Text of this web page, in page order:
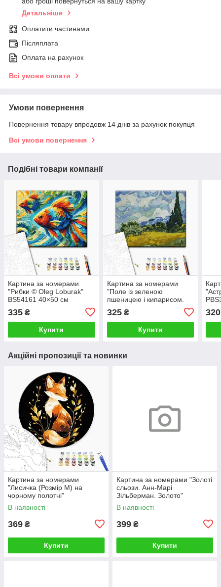
Детальніше
Оплатити частинами
Післяплата
Оплата на рахунок
Всі умови оплати
Умови повернення
Повернення товару впродовж 14 днів за рахунок покупця
Всі умови повернення
Подібні товари компанії
Картина за номерами
"Рибки © Oleg Loburak"
BS54161 40×50 см
335 ₴
Купити
Картина за номерами
"Поле із зеленою
пшеницею і кипарисом.
40×50 см
325₴
Купити
320
Акційні пропозиції та новинки
Картина за номерами
"Лисичка (Розмір М) на
чорному полотні"
RCB00126М 30
В наявності
369 ₴
Купити
Картина за номерами "Золоті
сльози. Анн-Марі
Зільберман. Золото"
BS52812L 48×60 см
В наявності
399 ₴
Купити